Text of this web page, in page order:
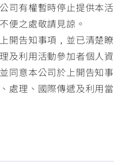
司有權暫時停止提供本活
便之處敬請見諒。
開告知事項，並已清楚瞭
及利用活動參加者個人資
同意本公司於上開告知事
處理、國際傳遞及利用當